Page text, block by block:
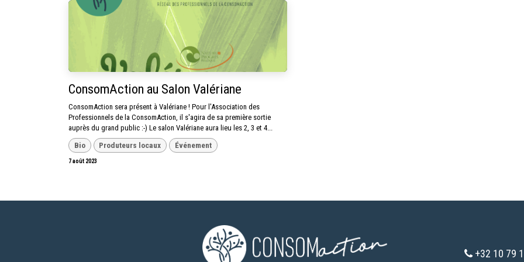
ConsomAction au Salon Valériane
ConsomAction sera présent à Valériane ! Pour l'Association des
Professionnels de la ConsomAction, il s'agira de sa première sortie
auprès du grand public :-) Le salon Valériane aura lieu les 2, 3 et 4...
Bio Produteurs locaux Événement
7 août 2023
+32 10 79